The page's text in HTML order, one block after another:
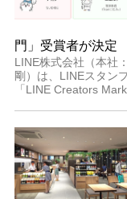
門」受賞者が決定
LINE株式会社（本社
剛）は、LINEスタン
「LINE Creators